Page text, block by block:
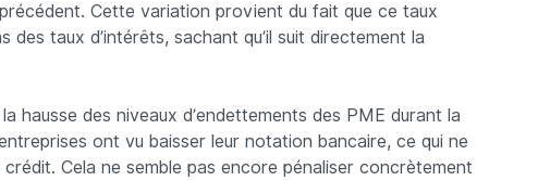
Cette variation provient du fait que ce taux
taux d’intérêts, sachant qu’il suit directement la
hausse des niveaux d’endettements des PME durant la
ont vu baisser leur notation bancaire, ce qui ne
Cela ne semble pas encore pénaliser concrètement